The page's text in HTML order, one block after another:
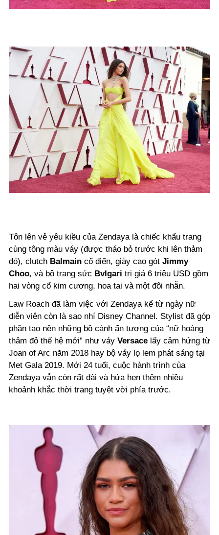
Tôn lên vẻ yêu kiều của Zendaya là chiếc khẩu trang
cùng tông màu váy (được tháo bỏ trước khi lên thảm
đỏ), clutch Balmain cổ điển, giày cao gót Jimmy
Choo, và bộ trang sức Bvlgari trị giá 6 triệu USD gồm
hai vòng cổ kim cương, hoa tai và một đôi nhẫn.
Law Roach đã làm việc với Zendaya kể từ ngày nữ
diễn viên còn là sao nhí Disney Channel. Stylist đã góp
phần tạo nên những bộ cánh ấn tượng của “nữ hoàng
thảm đỏ thế hệ mới” như váy Versace lấy cảm hứng từ
Joan of Arc năm 2018 hay bộ váy lọ lem phát sáng tại
Met Gala 2019. Mới 24 tuổi, cuộc hành trình của
Zendaya vẫn còn rất dài và hứa hẹn thêm nhiều
khoảnh khắc thời trang tuyệt vời phía trước.